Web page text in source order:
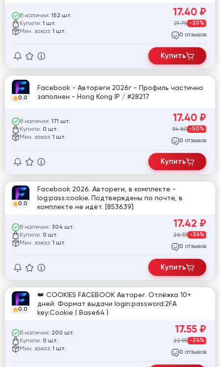
В наличии: 152 шт.
Купили: 1 шт.
Мин. заказ: 1 шт.
17.40 ₽
21.75 -20%
0 отзывов
Купить
0.0
Facebook - Автореги 2026г - Профиль частично
заполнен - Hong Kong IP / #28217
В наличии: 171 шт.
Купили: 0 шт.
Мин. заказ: 1 шт.
17.40 ₽
34.80 -50%
0 отзывов
Купить
0.0
Facebook 2026. Автореги, в комплекте -
log:pass:cookie. Подтверждены по почте, в
комплекте не идёт. [853639]
В наличии: 304 шт.
Купили: 0 шт.
Мин. заказ: 1 шт.
17.42 ₽
26.33 -34%
0 отзывов
Купить
0.0
👑 COOKIES FACEBOOK Авторег. Отлёжка 10+
дней. Формат выдачи login:password:2FA
key:Cookie ( Base64 )
В наличии: 200 шт.
Купили: 0 шт.
Мин. заказ: 1 шт.
17.55 ₽
22.95 -24%
0 отзывов